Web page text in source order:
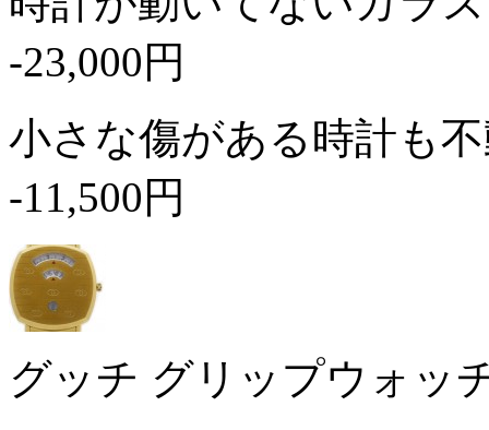
-23,000円
小さな傷がある時計も
-11,500円
グッチ グリップウォッ